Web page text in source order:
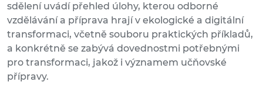
sdělení uvádí přehled úlohy, kterou odborné
vzdělávání a příprava hrají v ekologické a digitální
transformaci, včetně souboru praktických příkladů,
a konkrétně se zabývá dovednostmi potřebnými
pro transformaci, jakož i významem učňovské
přípravy.